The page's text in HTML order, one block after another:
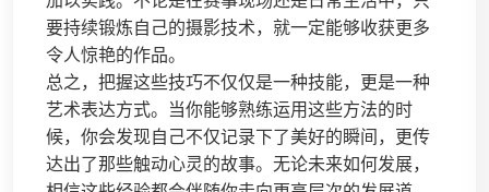
要持续锻炼自己的摄影技术，就一定能够收获更多
令人惊艳的作品。
总之，把握这些技巧不仅仅是一种技能，更是一种
艺术表达方式。当你能够熟练运用这些方法的时
候，你会发现自己不仅记录下了美好的瞬间，更传
达出了那些触动心灵的故事。无论未来如何发展，